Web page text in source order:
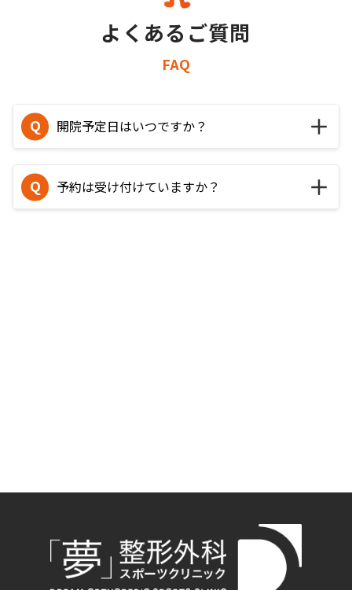
よくあるご質問
FAQ
開院予定日はいつですか？
予約は受け付けていますか？